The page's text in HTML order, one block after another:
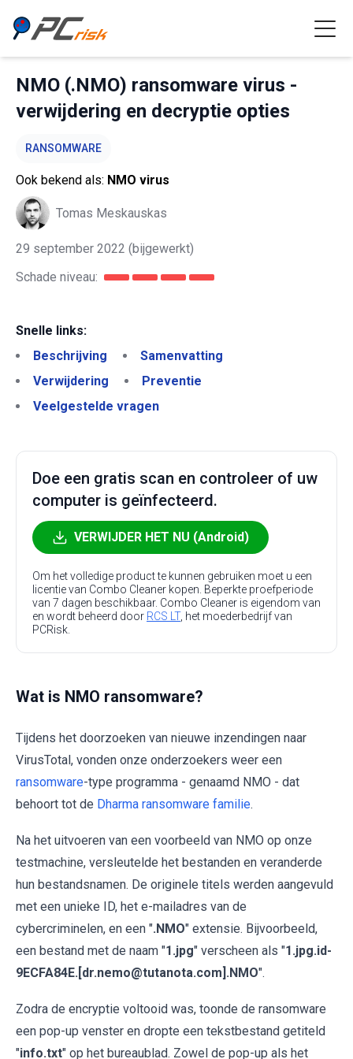
NMO (.NMO) ransomware virus -
verwijdering en decryptie opties
RANSOMWARE
Ook bekend als: NMO virus
Tomas Meskauskas
29 september 2022 (bijgewerkt)
Schade niveau:
Snelle links:
Beschrijving
Samenvatting
Verwijdering
Preventie
Veelgestelde vragen
Doe een gratis scan en controleer of uw
computer is geïnfecteerd.
VERWIJDER HET NU (Android)
Om het volledige product te kunnen gebruiken moet u een
licentie van Combo Cleaner kopen. Beperkte proefperiode
van 7 dagen beschikbaar. Combo Cleaner is eigendom van
en wordt beheerd door RCS LT, het moederbedrijf van
PCRisk.
Wat is NMO ransomware?
Tijdens het doorzoeken van nieuwe inzendingen naar
VirusTotal, vonden onze onderzoekers weer een
ransomware-type programma - genaamd NMO - dat
behoort tot de Dharma ransomware familie.
Na het uitvoeren van een voorbeeld van NMO op onze
testmachine, versleutelde het bestanden en veranderde
hun bestandsnamen. De originele titels werden aangevuld
met een unieke ID, het e-mailadres van de
cybercriminelen, en een ".NMO" extensie. Bijvoorbeeld,
een bestand met de naam "1.jpg" verscheen als "1.jpg.id-
9ECFA84E.[dr.nemo@tutanota.com].NMO".
Zodra de encryptie voltooid was, toonde de ransomware
een pop-up venster en dropte een tekstbestand getiteld
"info.txt" op het bureaublad. Zowel de pop-up als het